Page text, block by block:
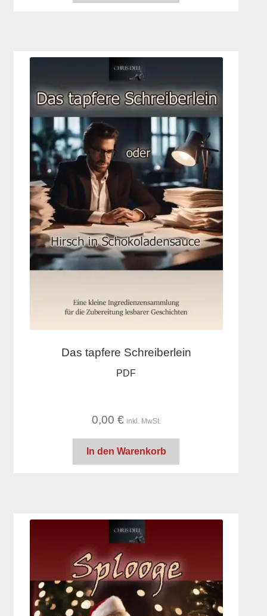
Das tapfere Schreiberlein
PDF
0,00 € inkl. MwSt.
In den Warenkorb